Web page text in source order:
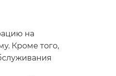
на
Кроме того,